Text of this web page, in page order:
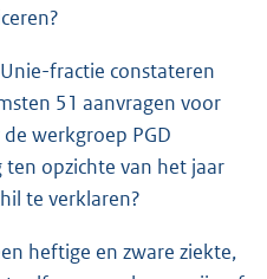
fractie constateren
51 aanvragen voor
werkgroep PGD
ten opzichte van het jaar
te verklaren?
heftige en zware ziekte,